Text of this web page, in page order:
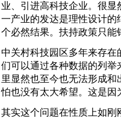
业、引进高科技企业。很
一产业的发达是理性设计
个必然结果。扶持政策只能
中关村科技园区多年来存
们可以通过各种数据的列
里显然也至今也无法形成
怕也没有太大希望。这是因
其实这个问题在性质上如